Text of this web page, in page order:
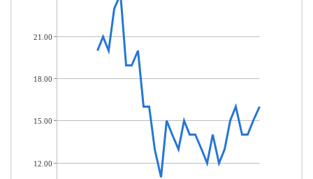
21.00
18.00
15.00
12.00